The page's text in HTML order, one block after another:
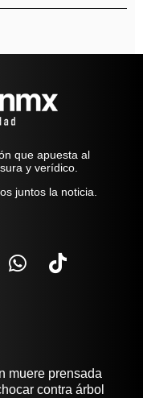
que apuesta al
y verídico.
juntos la noticia.
muere prensada
contra árbol